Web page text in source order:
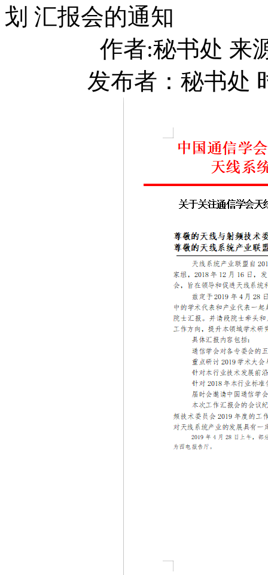
划 汇报会的通知
作者:秘书处 来
发布者：秘书处